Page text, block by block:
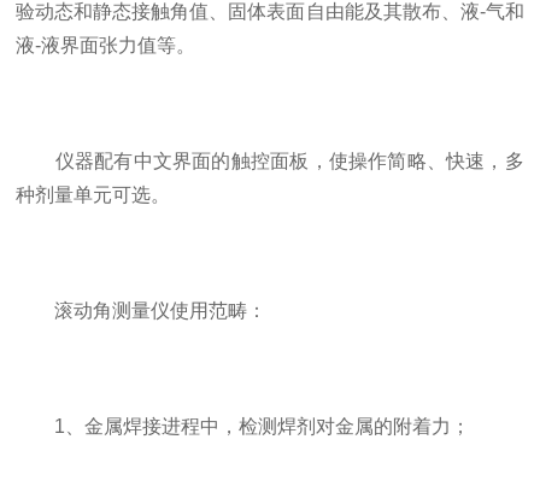
验动态和静态接触角值、固体表面自由能及其散布、液-气和
液-液界面张力值等。
仪器配有中文界面的触控面板，使操作简略、快速，多
种剂量单元可选。
滚动角测量仪使用范畴：
1、金属焊接进程中，检测焊剂对金属的附着力；